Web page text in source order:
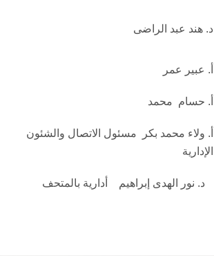
د. هند عبد الراضى
أ. عبير عمر
أ‌. حسام محمد
أ. ولاء محمد بكر مسئول الاتصال والشئون
الإدارية
د. نور الهدى إبراهيم أدارية بالمتحف